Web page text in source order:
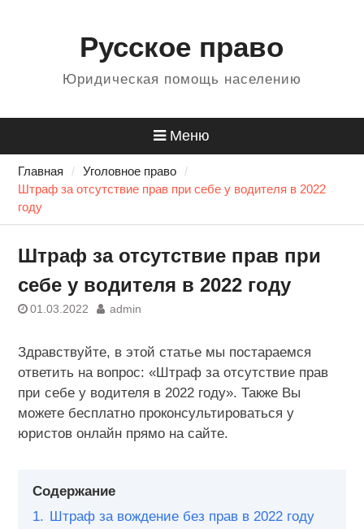
Русское право
Юридическая помощь населению
Меню
Главная
Уголовное право
Штраф за отсутствие прав при себе у водителя в 2022
году
Штраф за отсутствие прав при
себе у водителя в 2022 году
01.03.2022 admin
Здравствуйте, в этой статье мы постараемся
ответить на вопрос: «Штраф за отсутствие прав
при себе у водителя в 2022 году». Также Вы
можете бесплатно проконсультироваться у
юристов онлайн прямо на сайте.
Содержание
1. Штраф за вождение без прав в 2022 году
сайту: 484499@cp9.ru